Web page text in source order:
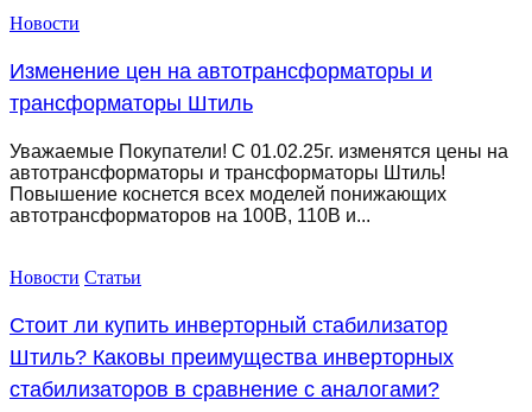
Новости
Изменение цен на автотрансформаторы и
трансформаторы Штиль
Уважаемые Покупатели! С 01.02.25г. изменятся цены на
автотрансформаторы и трансформаторы Штиль!
Повышение коснется всех моделей понижающих
автотрансформаторов на 100В, 110В и...
Новости Статьи
Стоит ли купить инверторный стабилизатор
Штиль? Каковы преимущества инверторных
стабилизаторов в сравнение с аналогами?